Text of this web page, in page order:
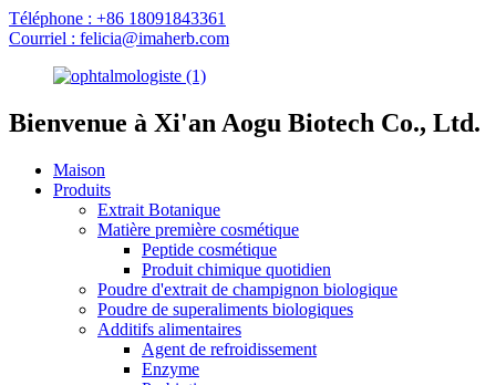
Téléphone : +86 18091843361
Courriel : felicia@imaherb.com
Bienvenue à Xi'an Aogu Biotech Co., Ltd.
Maison
Produits
Extrait Botanique
Matière première cosmétique
Peptide cosmétique
Produit chimique quotidien
Poudre d'extrait de champignon biologique
Poudre de superaliments biologiques
Additifs alimentaires
Agent de refroidissement
Enzyme